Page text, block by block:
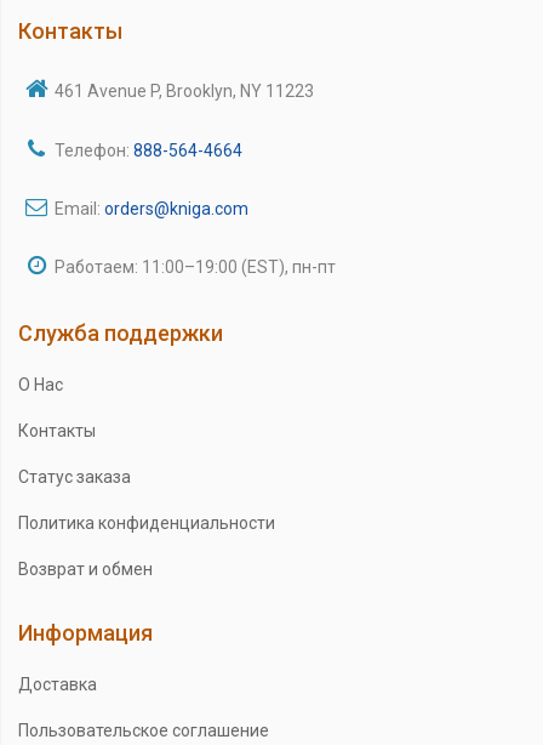
Контакты
461 Avenue P, Brooklyn, NY 11223
Телефон: 888-564-4664
Email: orders@kniga.com
Работаем: 11:00–19:00 (EST), пн-пт
Служба поддержки
О Нас
Контакты
Статус заказа
Политика конфиденциальности
Возврат и обмен
Информация
Доставка
Пользовательское соглашение